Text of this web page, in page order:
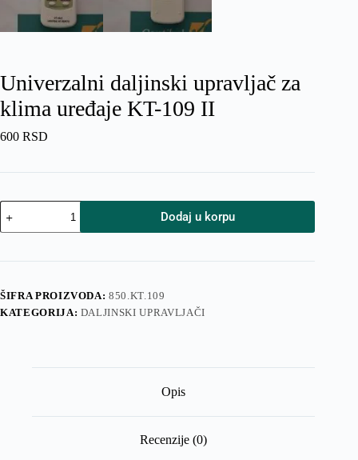
Univerzalni daljinski upravljač za
klima uređaje KT-109 II
600 RSD
Univerzalni
daljinski
upravljač
klima
KT-
109
II
Dodaj u korpu
ŠIFRA PROIZVODA:850.KT.109
KATEGORIJA: DALJINSKI UPRAVLJAČI
Opis
Recenzije (0)